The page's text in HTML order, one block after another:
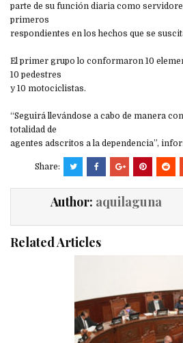
parte de su función diaria como
primeros
respondientes en los hechos que se
El primer grupo lo conformaron 10
10 pedestres
y 10 motociclistas.
“Seguirá llevándose a cabo de manera
totalidad de
agentes adscritos a la dependencia”,
Share:
Author: aquilaguna
Related Articles